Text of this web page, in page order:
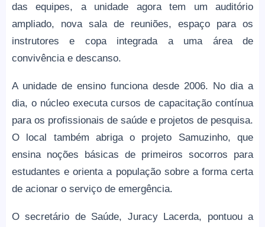
das equipes, a unidade agora tem um auditório
ampliado, nova sala de reuniões, espaço para os
instrutores e copa integrada a uma área de
convivência e descanso.
A unidade de ensino funciona desde 2006. No dia a
dia, o núcleo executa cursos de capacitação contínua
para os profissionais de saúde e projetos de pesquisa.
O local também abriga o projeto Samuzinho, que
ensina noções básicas de primeiros socorros para
estudantes e orienta a população sobre a forma certa
de acionar o serviço de emergência.
O secretário de Saúde, Juracy Lacerda, pontuou a